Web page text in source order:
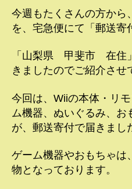
今週もたくさんの方から
を、宅急便にて「郵送寄
「山梨県 甲斐市 在住
きましたのでご紹介させ
今回は、Wiiの本体・リ
ム機器、ぬいぐるみ、お
が、郵送寄付で届きまし
ゲーム機器やおもちゃは
物となっております。